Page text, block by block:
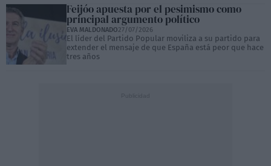
Feijóo apuesta por el pesimismo como
principal argumento político
EVA MALDONADO27/07/2026
El líder del Partido Popular moviliza a su partido para
extender el mensaje de que España está peor que hace
tres años